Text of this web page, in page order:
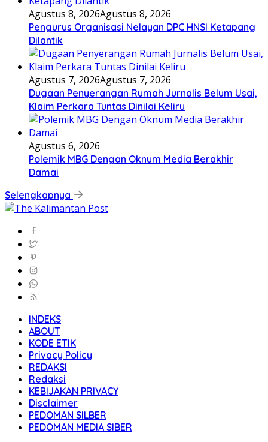
Agustus 8, 2026Agustus 8, 2026
Pengurus Organisasi Nelayan DPC HNSI Ketapang
Dilantik
Agustus 7, 2026Agustus 7, 2026
Dugaan Penyerangan Rumah Jurnalis Belum Usai,
Klaim Perkara Tuntas Dinilai Keliru
Agustus 6, 2026
Polemik MBG Dengan Oknum Media Berakhir
Damai
Selengkapnya
INDEKS
ABOUT
KODE ETIK
Privacy Policy
REDAKSI
Redaksi
KEBIJAKAN PRIVACY
Disclaimer
PEDOMAN SILBER
PEDOMAN MEDIA SIBER